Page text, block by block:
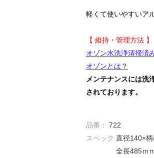
軽くて使いやすいア
【 維持・管理方法 】
オゾン水洗浄清掃済
オゾンとは？
メンテナンスには洗
されております。
品番：
722
スペック 直径140×
全長485ｍ